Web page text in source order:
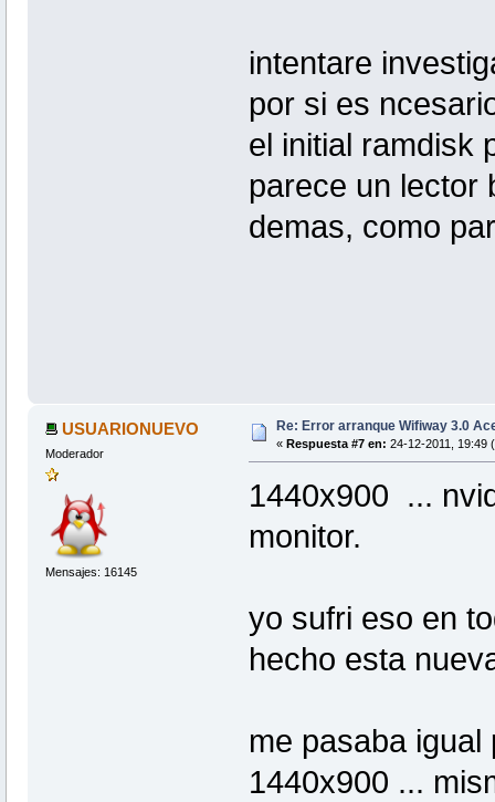
intentare
por si es
el initial ramdisk
parece un lector
demas, como
USUARIONUEVO
Moderador
Mensajes: 16145
Re: Error arranque Wifiway 3.0
« Respuesta #7 en: 24-12-2011, 19:49
1440x900 ...
monitor.
yo sufri eso en
hecho esta
me pasaba
1440x900 ...